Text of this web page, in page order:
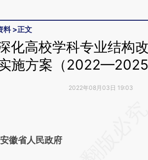
料>正文
化高校学科专业结构
施方案（
2022年08月03日 19:03
开头增加这段话：本文由
真实意图存在偏差。不代表财新观
省人民政府